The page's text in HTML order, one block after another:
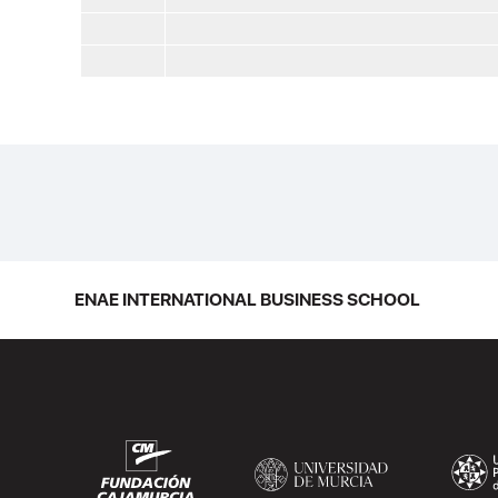
ENAE INTERNATIONAL BUSINESS SCHOOL